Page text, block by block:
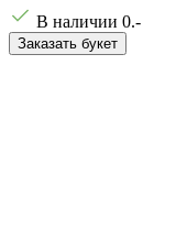
В наличии 0.-
Заказать букет